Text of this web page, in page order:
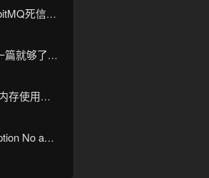
【延时任务处理、订单失效】RabbitMQ死信队列实现
Java实现Excel导入和导出，看这一篇就够了(珍藏版)
Linux查看某个服务JVM的GC和堆内存使用情况
javax.net.ssl.SSLHandshakeException No appropriate protocol (protocol is disabled or cipher suites are inappropriate)错误